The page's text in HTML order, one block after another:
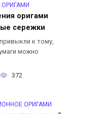
оригами
сережки
к тому,
можно
372
ОРИГАМИ